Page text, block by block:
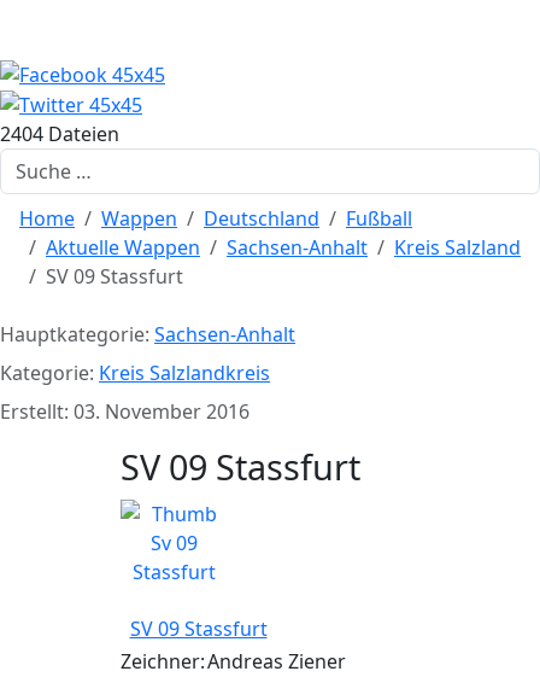
2404 Dateien
Suchen
Home Wappen Deutschland
Fußball
Aktuelle Wappen
Sachsen-Anhalt
Kreis Salzland
SV 09 Stassfurt
Hauptkategorie: Sachsen-Anhalt
Kategorie: Kreis Salzlandkreis
Erstellt: 03. November 2016
SV 09 Stassfurt
SV 09 Stassfurt
Zeichner:Andreas Ziener